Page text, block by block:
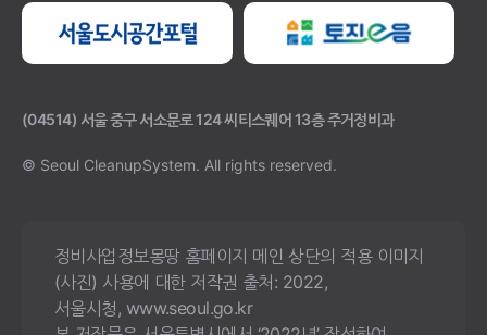
(04514) 서울 중구 서소문로 124 씨티스퀘어 13층 주거정비과
© Seoul CleanupSystem. All rights reserved.
정비사업정보몽땅 홈페이지 메인 상단의 적용 이미지
(사진) 사용에 대한 저작권 출처: 2022,
서울시청, www.seoul.go.kr